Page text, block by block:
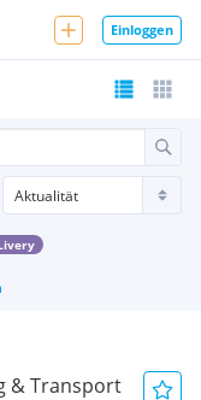
Einloggen
& Transport